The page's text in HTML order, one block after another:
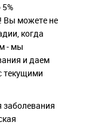
Вы можете не
когда
- мы
и даем
текущими